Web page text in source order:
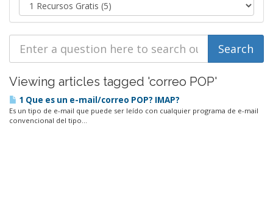
Viewing articles tagged 'correo POP'
1 Que es un e-mail/correo POP? IMAP?
Es un tipo de e-mail que puede ser leído con cualquier programa de e-mail
convencional del tipo...